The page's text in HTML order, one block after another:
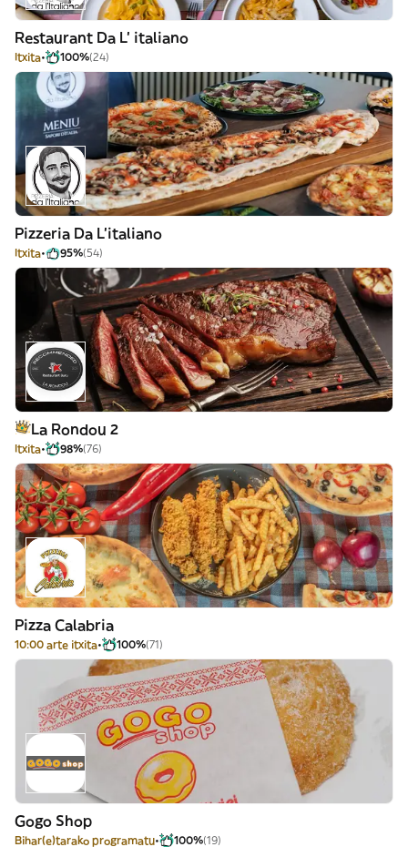
Restaurant Da L' italiano
Itxita 100%(24)
Pizzeria Da L'italiano
Itxita 95%(54)
La Rondou 2
Itxita 98%(76)
Pizza Calabria
10:00 arte itxita 100%(71)
Gogo Shop
Bihar(e)tarako programatu 100%(19)